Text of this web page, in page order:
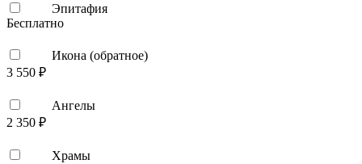
Эпитафия
Бесплатно
Икона (обратное)
3 550 ₽
Ангелы
2 350 ₽
Храмы